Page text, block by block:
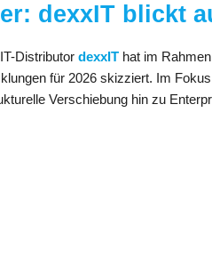
dexxIT blickt
Distributor dexxIT hat im
für 2026 skizziert. Im
Verschiebung hin zu